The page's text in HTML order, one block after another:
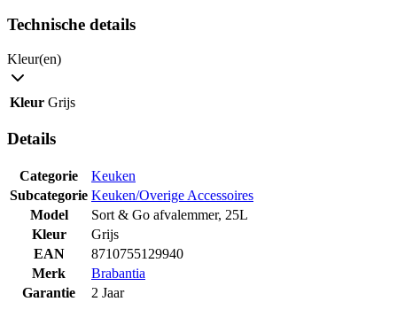
Technische details
Kleur(en)
Kleur Grijs
Details
Categorie
Keuken
Subcategorie Keuken/Overige Accessoires
Model
Sort & Go afvalemmer, 25L
Kleur
Grijs
EAN
8710755129940
Merk
Brabantia
Garantie
2 Jaar